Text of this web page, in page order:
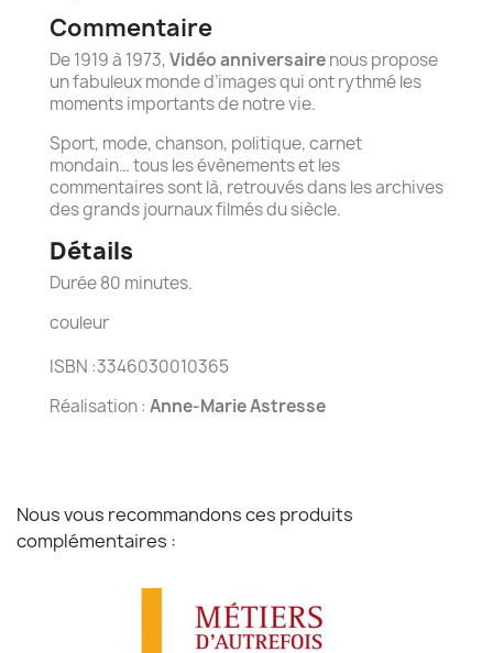
Commentaire
De 1919 à 1973,Vidéo anniversairenous propose
un fabuleux monde d’images qui ont rythmé les
moments importants de notre vie.
Sport, mode, chanson, politique, carnet
mondain… tous les évènements et les
commentaires sont là, retrouvés dans les archives
des grands journaux filmés du siècle.
Détails
Durée 80 minutes.
couleur
ISBN :3346030010365
Réalisation : Anne-Marie Astresse
Nous vous recommandons ces produits
complémentaires :